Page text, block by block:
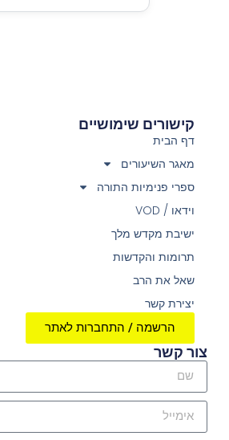
קישורים שימושיים
דף הבית
מאגר השיעורים
ספרי פנימיות התורה
וידאו / VOD
ישיבת מקדש מלך
תרומות והקדשות
שאל את הרב
יצירת קשר
הרשמה / התחברות לאתר
צור קשר